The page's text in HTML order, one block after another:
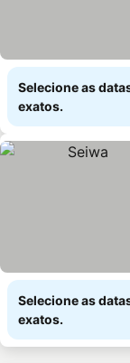
Selecione as
exatos.
Selecione as
exatos.